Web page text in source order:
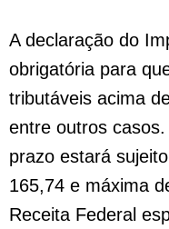
A declaração do
obrigatória para
tributáveis acima
entre outros
prazo estará
165,74 e máxima
Receita Federal